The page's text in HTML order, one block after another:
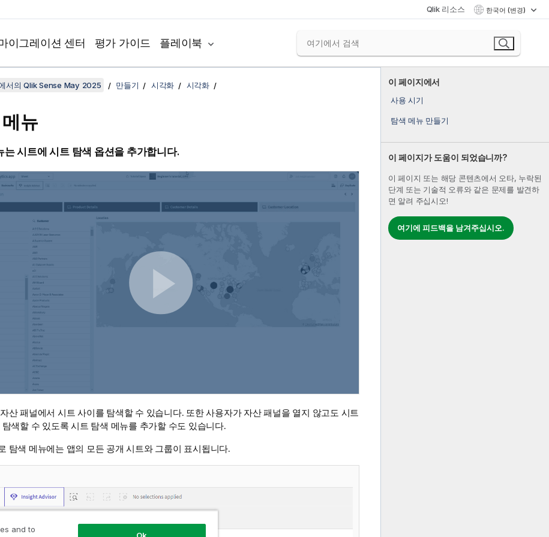
Qlik 리소스 한국어 (변경)
이그레이션 센터 평가 가이드 플레이북
이 페이지에서
사용 시기
탐색 메뉴 만들기
이 페이지가 도움이 되었습니까?
이 페이지 또는 해당 콘텐츠에서 오타, 누락된
단계 또는 기술적 오류와 같은 문제를 발견하
면 알려 주십시오!
여기에 피드백을 남겨주십시오.
서의 Qlik Sense May 2025 만들기 시각화 시각화
뉴
는 시트에 시트 탐색 옵션을 추가합니다.
산 패널에서 시트 사이를 탐색할 수 있습니다. 또한 사용자가 자산 패널을 열지 않고도 시트
색할 수 있도록 시트 탐색 메뉴를 추가할 수도 있습니다.
탐색 메뉴에는 앱의 모든 공개 시트와 그룹이 표시됩니다.
and to